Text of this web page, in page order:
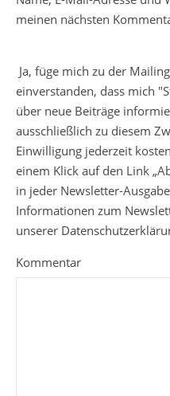
meinen nächsten
Ja, füge mich zu der
einverstanden, dass mich
über neue Beiträge
ausschließlich zu diesem
Einwilligung jederzeit
einem Klick auf den Link
in jeder Newsletter-
Informationen zum
unserer
Kommentar